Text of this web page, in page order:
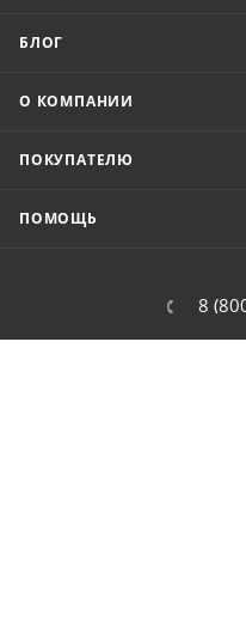
БЛОГ
О КОМПАНИИ
ПОКУПАТЕЛЮ
ПОМОЩЬ
8